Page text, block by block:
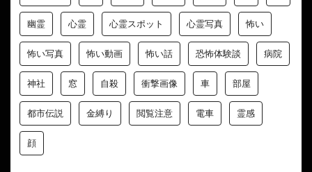
幽霊 心霊 心霊スポット 心霊写真 怖い
怖い写真 怖い動画 怖い話 恐怖体験談 病院
神社 窓 自殺 衝撃画像 車 部屋
都市伝説 金縛り 閲覧注意 電車 霊感
顔